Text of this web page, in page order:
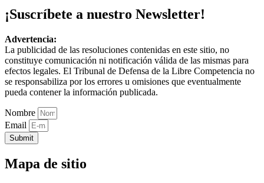
¡Suscríbete a nuestro Newsletter!
Advertencia:
La publicidad de las resoluciones contenidas en este sitio, no
constituye comunicación ni notificación válida de las mismas para
efectos legales. El Tribunal de Defensa de la Libre Competencia no
se responsabiliza por los errores u omisiones que eventualmente
pueda contener la información publicada.
Nombre
Email
Submit
Mapa de sitio